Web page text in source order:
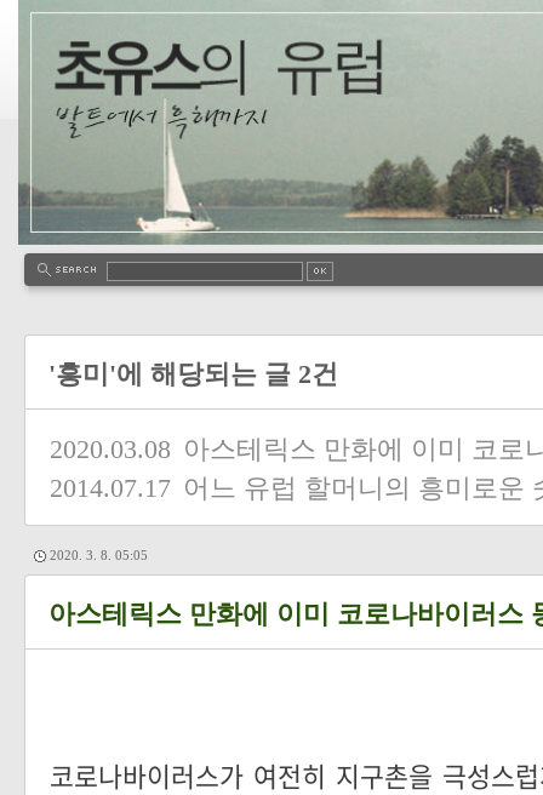
'흥미'에 해당되는 글 2건
2020.03.08 아스테릭스 만화에 이미 코로
2014.07.17 어느 유럽 할머니의 흥미로운
2020. 3. 8. 05:05
아스테릭스 만화에 이미 코로나바이러스
코로나바이러스가 여전히 지구촌을 극성스